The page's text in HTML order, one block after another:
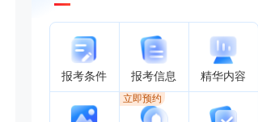
报考条件 报考信息 精华内容
立即预约